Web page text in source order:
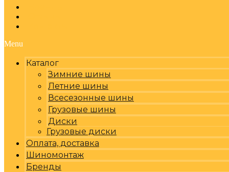
Menu
Каталог
Зимние шины
Летние шины
Всесезонные шины
Грузовые шины
Диски
Грузовые диски
Оплата, доставка
Шиномонтаж
Бренды